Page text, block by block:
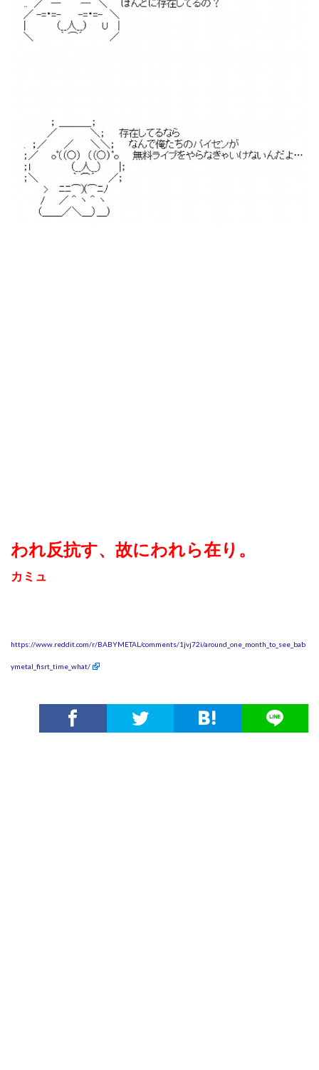
われ反抗す、故にわれら在り。
カミュ
https://www.reddit.com/r/BABYMETAL/comments/1jvj72i/around_one_month_to_see_bab
ymetal_fisrt_time_what/